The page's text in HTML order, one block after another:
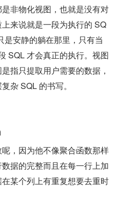
非物化视图，也就是没有对
来说就是一段为执行的 SQ
是安静的躺在那里，只有当
SQL 才会真正的执行。视图
指只提取用户需要的数据，
杂 SQL 的书写。
，因为他不像聚合函数那样
据的完整而且在每一行上加
某个列上有重复想要去重时